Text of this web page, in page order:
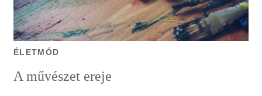
ÉLETMÓD
A művészet ereje